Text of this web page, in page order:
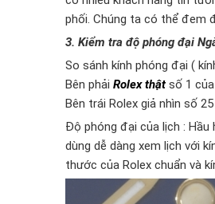
phối. Chúng ta có thể đem
3. Kiểm tra độ phóng đại
So sánh kính phóng đại (
Bên phải Rolex thật số 1
Bên trái Rolex giả nhìn số
Độ phóng đại của lịch :
dùng dễ dàng xem lịch với
thước của Rolex chuẩn và